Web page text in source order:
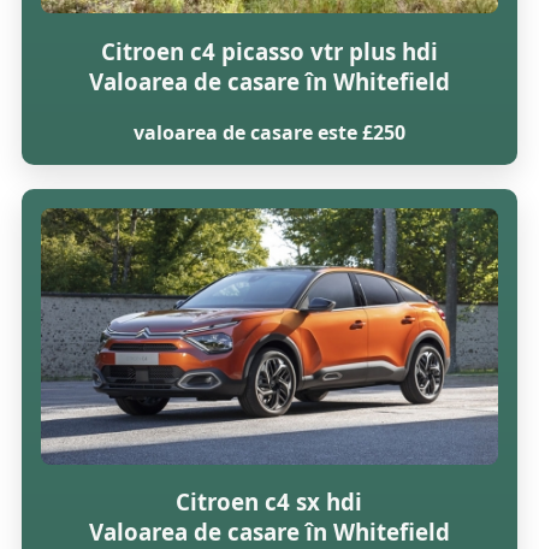
Citroen c4 picasso vtr plus hdi
Valoarea de casare în Whitefield
valoarea de casare este £250
Citroen c4 sx hdi
Valoarea de casare în Whitefield